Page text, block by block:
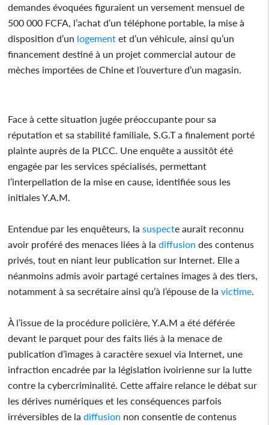
demandes évoquées figuraient un versement mensuel de
500 000 FCFA, l’achat d’un téléphone portable, la mise à
disposition d’un logement et d’un véhicule, ainsi qu’un
financement destiné à un projet commercial autour de
mèches importées de Chine et l’ouverture d’un magasin.
Face à cette situation jugée préoccupante pour sa
réputation et sa stabilité familiale, S.G.T a finalement porté
plainte auprès de la PLCC. Une enquête a aussitôt été
engagée par les services spécialisés, permettant
l’interpellation de la mise en cause, identifiée sous les
initiales Y.A.M.
Entendue par les enquêteurs, lasuspecte aurait reconnu
avoir proféré des menaces liées à ladiffusion des contenus
privés, tout en niant leur publication sur Internet. Elle a
néanmoins admis avoir partagé certaines images à des tiers,
notamment à sa secrétaire ainsi qu’à l’épouse de lavictime
À l’issue de la procédure policière, Y.A.M a été déférée
devant le parquet pour des faits liés à la menace de
publication d’images à caractère sexuel via Internet, une
infraction encadrée par la législation ivoirienne sur la lutte
contre la cybercriminalité. Cette affaire relance le débat sur
les dérives numériques et les conséquences parfois
irréversibles de ladiffusion non consentie de contenus